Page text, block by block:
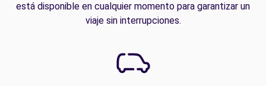
está disponible en cualquier momento para garantizar un
viaje sin interrupciones.